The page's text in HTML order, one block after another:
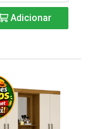
Adicionar